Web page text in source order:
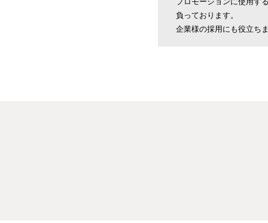
負っております。
企業様の採用にも役立ち